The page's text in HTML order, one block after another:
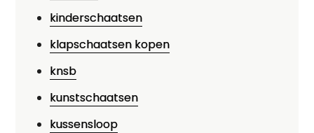
kinderschaatsen
klapschaatsen kopen
knsb
kunstschaatsen
kussensloop